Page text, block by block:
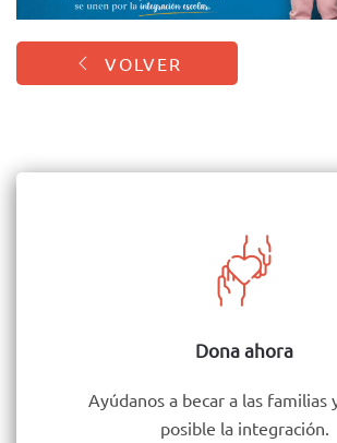
VOLVER
Dona ahora
Ayúdanos a becar a las familias
posible la integración.